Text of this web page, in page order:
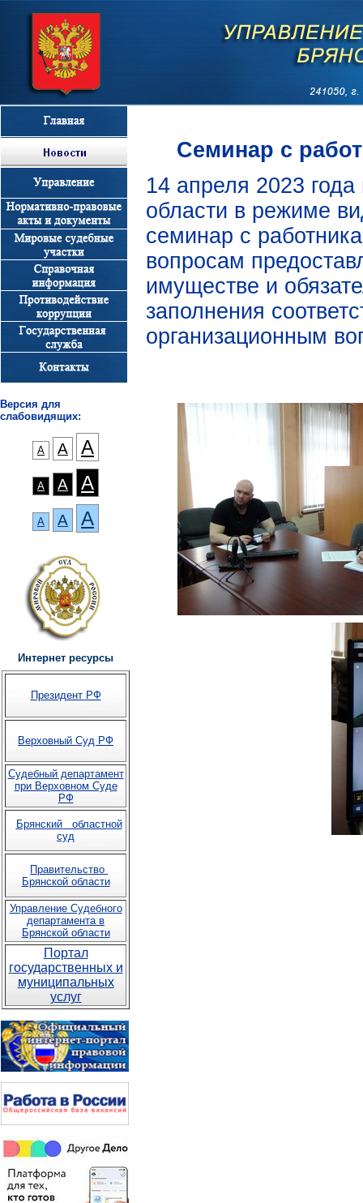
Версия для
слабовидящих:
А А А
А А А
А А А
Интернет ресурсы
Президент РФ
Верховный Суд РФ
Судебный департамент
при Верховном Суде
РФ
Брянский областной
суд
Правительство
Брянской области
Управление Судебного
департамента в
Брянской области
Портал
государственных и
муниципальных
услуг
Семинар с
14 апреля 2023
области в режиме
семинар с
вопросам
имуществе и
заполнения
организационным